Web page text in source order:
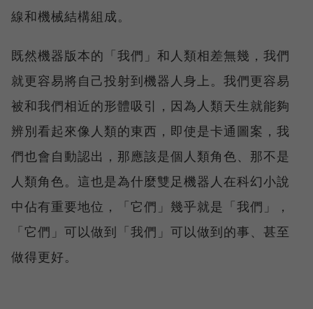
線和機械結構組成。
既然機器版本的「我們」和人類相差無幾，我們
就更容易將自己投射到機器人身上。我們更容易
被和我們相近的形體吸引，因為人類天生就能夠
辨別看起來像人類的東西，即使是卡通圖案，我
們也會自動認出，那應該是個人類角色、那不是
人類角色。這也是為什麼雙足機器人在科幻小說
中佔有重要地位，「它們」幾乎就是「我們」，
「它們」可以做到「我們」可以做到的事、甚至
做得更好。